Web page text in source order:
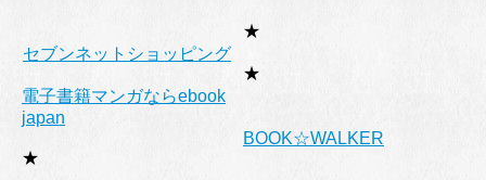
★
セブンネットショッピング
★
電子書籍マンガならebook
japan
★
BOOK☆WALKER